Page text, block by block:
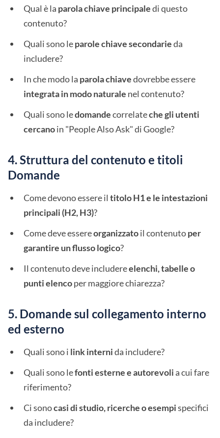
Qual è la parola chiave principaledi questo
contenuto?
Quali sono leparole chiave secondarieda
includere?
In che modo la parola chiavedovrebbe essere
integrata in modo naturale nel contenuto?
Quali sono ledomandecorrelateche gli utenti
cercanoin "People Also Ask" di Google?
4. Struttura del contenuto e titoli
Domande
Come devono essere il titolo H1 e le intestazioni
principali (H2, H3)?
Come deve essereorganizzatoil contenutoper
garantire un flusso logico?
Il contenuto deve includereelenchi, tabelle o
punti elencoper maggiore chiarezza?
5. Domande sul collegamento interno
ed esterno
Quali sono i link internida includere?
Quali sono lefonti esterne e autorevoli a cui fare
riferimento?
Ci sonocasi di studio, ricerche o esempispecifici
da includere?